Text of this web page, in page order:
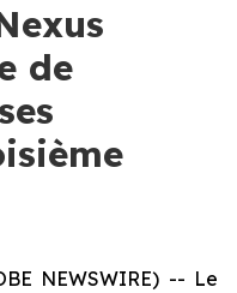
de
NEWSWIRE) -- Le